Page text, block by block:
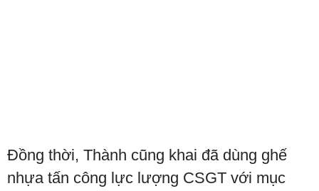
Đồng thời, Thành cũng khai đã dùng ghế
nhựa tấn công lực lượng CSGT với mục